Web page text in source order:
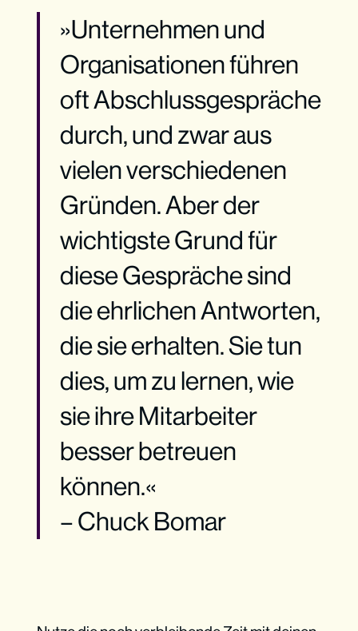
»Unternehmen und
Organisationen führen
oft Abschlussgespräche
durch, und zwar aus
vielen verschiedenen
Gründen. Aber der
wichtigste Grund für
diese Gespräche sind
die ehrlichen Antworten,
die sie erhalten. Sie tun
dies, um zu lernen, wie
sie ihre Mitarbeiter
besser betreuen
können.«
– Chuck Bomar